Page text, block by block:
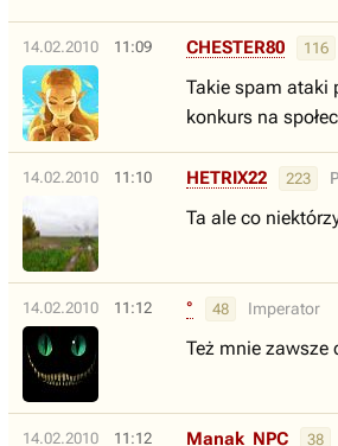
14.02.2010 11:09 CHESTER80 116
Takie spam ataki
konkurs na
14.02.2010 11:10 HETRIX22 223
Ta ale co
14.02.2010 11:12 ° 48 Imperator
Też mnie zawsze
14.02.2010 11:12 Manak_NPC 38